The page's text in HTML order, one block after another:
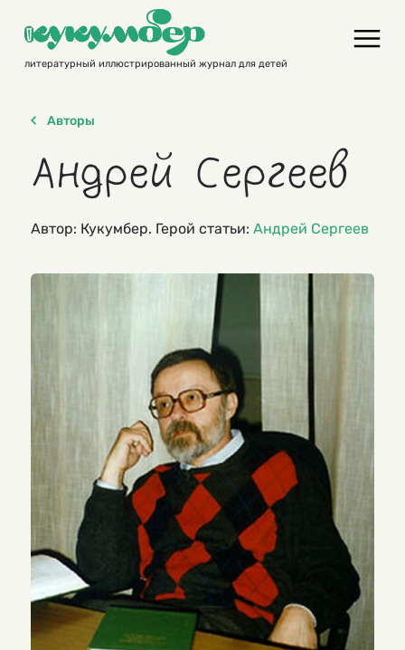
contentлитературный иллюстрированный журнал для детей
Авторы
Андрей Сергеев
Автор: Кукумбер. Герой статьи: Андрей Сергеев